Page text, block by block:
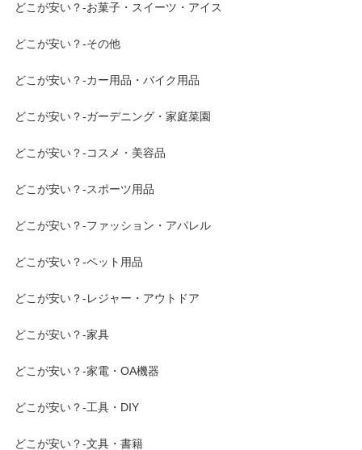
どこが安い？-お菓子・スイーツ・アイス
どこが安い？-その他
どこが安い？-カー用品・バイク用品
どこが安い？-ガーデニング・家庭菜園
どこが安い？-コスメ・美容品
どこが安い？-スポーツ用品
どこが安い？-ファッション・アパレル
どこが安い？-ペット用品
どこが安い？-レジャー・アウトドア
どこが安い？-家具
どこが安い？-家電・OA機器
どこが安い？-工具・DIY
どこが安い？-文具・書籍